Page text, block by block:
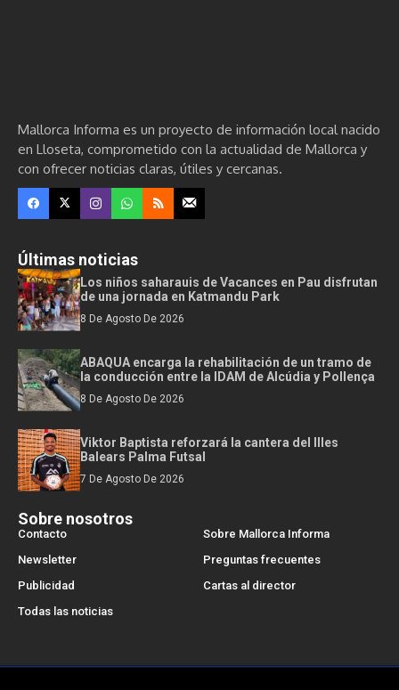
Mallorca Informa es un proyecto de información local nacido
en Lloseta, comprometido con la actualidad de Mallorca y
con ofrecer noticias claras, útiles y cercanas.
Últimas noticias
Los niños saharauis de Vacances en Pau disfrutan
de una jornada en Katmandu Park
8 De Agosto De 2026
ABAQUA encarga la rehabilitación de un tramo de
la conducción entre la IDAM de Alcúdia y Pollença
8 De Agosto De 2026
Viktor Baptista reforzará la cantera del Illes
Balears Palma Futsal
7 De Agosto De 2026
Sobre nosotros
Contacto
Sobre Mallorca Informa
Newsletter
Preguntas frecuentes
Publicidad
Cartas al director
Todas las noticias